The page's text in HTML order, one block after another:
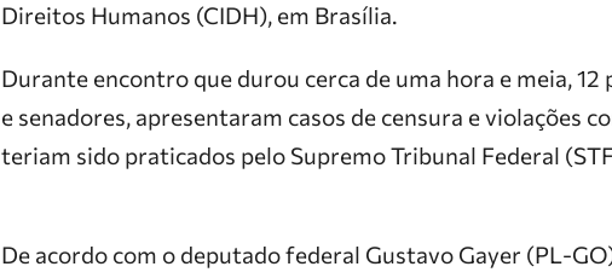
Direitos Humanos (CIDH), em Brasília.
Durante encontro que durou cerca de uma hora e meia,
e senadores, apresentaram casos de censura e violações
teriam sido praticados pelo Supremo Tribunal Federal
De acordo com o deputado federal Gustavo Gayer (PL-